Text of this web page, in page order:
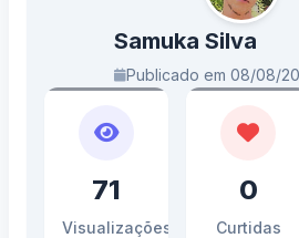
Samuka Silva
Publicado em 08/08/
71
Visualizações
0
Curtidas